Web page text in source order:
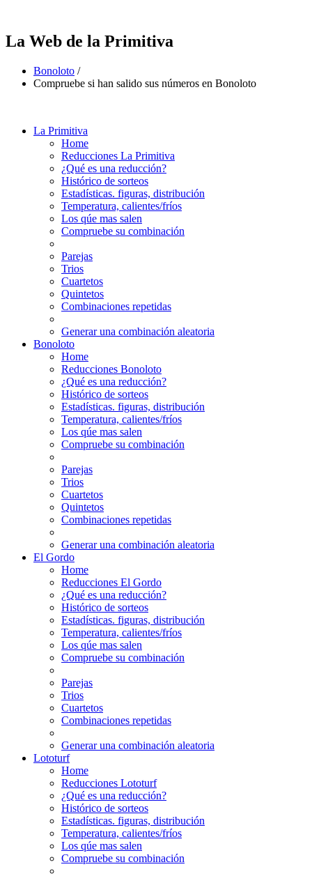
La Web de la Primitiva
Bonoloto /
Compruebe si han salido sus números en Bonoloto
La Primitiva
Home
Reducciones La Primitiva
¿Qué es una reducción?
Histórico de sorteos
Estadísticas. figuras, distribución
Temperatura, calientes/fríos
Los qúe mas salen
Compruebe su combinación
Parejas
Trios
Cuartetos
Quintetos
Combinaciones repetidas
Generar una combinación aleatoria
Bonoloto
Home
Reducciones Bonoloto
¿Qué es una reducción?
Histórico de sorteos
Estadísticas. figuras, distribución
Temperatura, calientes/fríos
Los qúe mas salen
Compruebe su combinación
Parejas
Trios
Cuartetos
Quintetos
Combinaciones repetidas
Generar una combinación aleatoria
El Gordo
Home
Reducciones El Gordo
¿Qué es una reducción?
Histórico de sorteos
Estadísticas. figuras, distribución
Temperatura, calientes/fríos
Los qúe mas salen
Compruebe su combinación
Parejas
Trios
Cuartetos
Combinaciones repetidas
Generar una combinación aleatoria
Lototurf
Home
Reducciones Lototurf
¿Qué es una reducción?
Histórico de sorteos
Estadísticas. figuras, distribución
Temperatura, calientes/fríos
Los qúe mas salen
Compruebe su combinación